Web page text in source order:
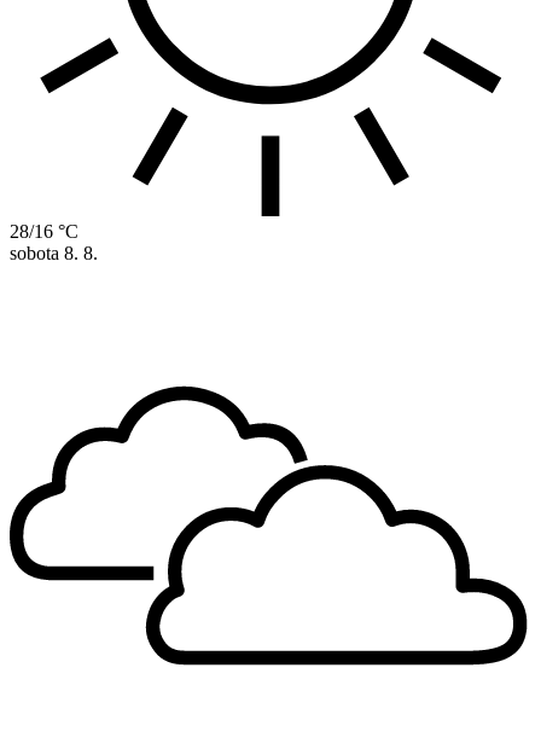
28/16 °C
sobota 8. 8.